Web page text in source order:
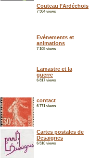
Couteau l’Ardéchois
7 304 views
Evénements et
animations
7 108 views
Lamastre et la
guerre
6 817 views
contact
6 771 views
Cartes postales de
Desaignes
6 510 views